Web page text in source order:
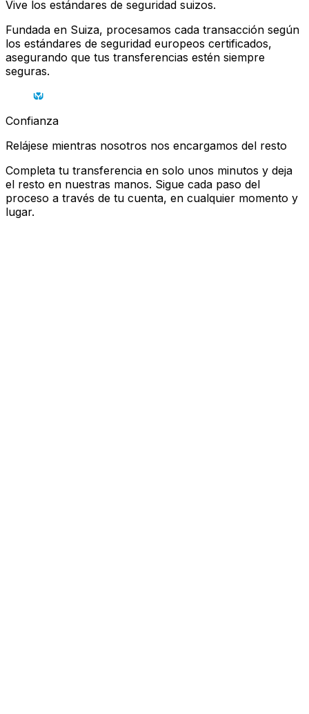
Vive los estándares de seguridad suizos.
Fundada en Suiza, procesamos cada transacción según
los estándares de seguridad europeos certificados,
asegurando que tus transferencias estén siempre
seguras.
Confianza
Relájese mientras nosotros nos encargamos del resto
Completa tu transferencia en solo unos minutos y deja
el resto en nuestras manos. Sigue cada paso del
proceso a través de tu cuenta, en cualquier momento y
lugar.